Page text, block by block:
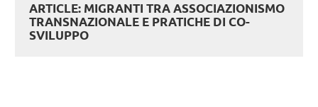
ARTICLE: MIGRANTI TRA ASSOCIAZIONISMO
TRANSNAZIONALE E PRATICHE DI CO-
SVILUPPO